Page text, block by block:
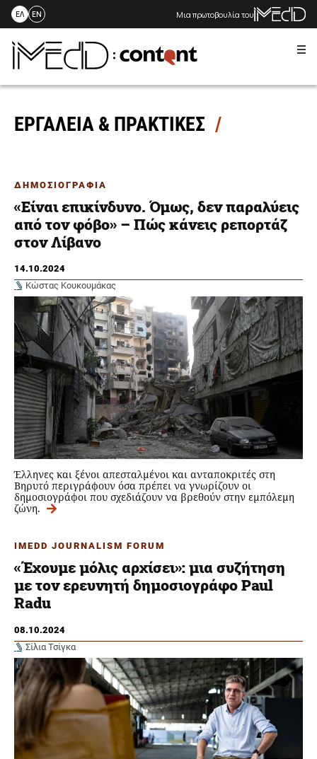
Skip
content
ΕΛ EN Μια πρωτοβουλία του
ΕΡΓΑΛΕΙΑ & ΠΡΑΚΤΙΚΕΣ
ΔΗΜΟΣΙΟΓΡΑΦΙΑ
«Είναι επικίνδυνο. Όμως, δεν παραλύεις
από τον φόβο» – Πώς κάνεις ρεπορτάζ
στον Λίβανο
14.10.2024
Κώστας Κουκουμάκας
Έλληνες και ξένοι απεσταλμένοι και ανταποκριτές στη
Βηρυτό περιγράφουν όσα πρέπει να γνωρίζουν οι
δημοσιογράφοι που σχεδιάζουν να βρεθούν στην εμπόλεμη
ζώνη.
IMEDD JOURNALISM FORUM
«Έχουμε μόλις αρχίσει»: μια συζήτηση
με τον ερευνητή δημοσιογράφο Paul
Radu
08.10.2024
Σίλια Τσίγκα